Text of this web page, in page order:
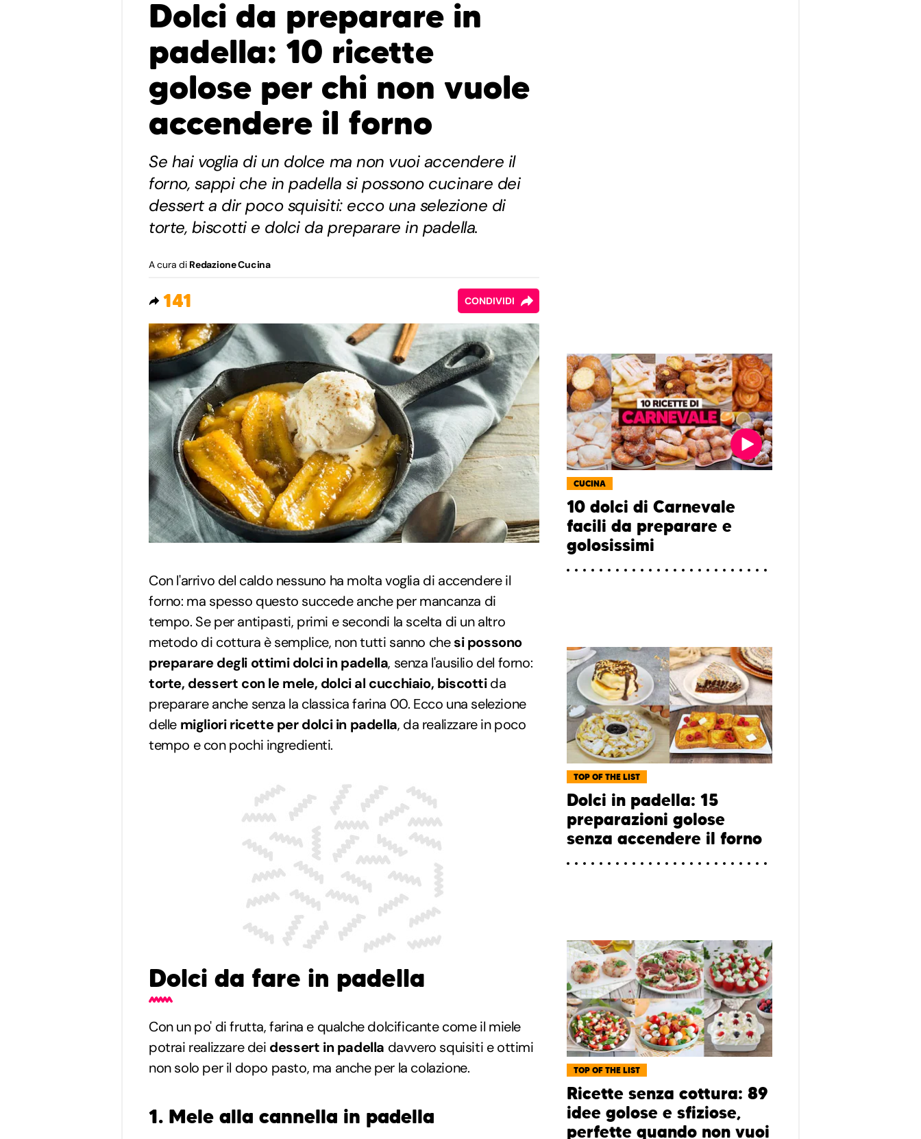
Dolci da preparare in
padella: 10 ricette
golose per chi non vuole
accendere il forno
Se hai voglia di un dolce ma non vuoi accendere il
forno, sappi che in padella si possono cucinare dei
dessert a dir poco squisiti: ecco una selezione di
torte, biscotti e dolci da preparare in padella.
A cura di Redazione Cucina
141 CONDIVIDI
Con l'arrivo del caldo nessuno ha molta voglia di accendere il
forno: ma spesso questo succede anche per mancanza di
tempo. Se per antipasti, primi e secondi la scelta di un altro
metodo di cottura è semplice, non tutti sanno chesi possono
preparare degli ottimi dolci in padella, senza l'ausilio del forno:
torte, dessert con le mele, dolci al cucchiaio, biscottida
preparare anche senza la classica farina 00. Ecco una selezione
delle migliori ricette per dolci in padella, da realizzare in poco
tempo e con pochi ingredienti.
Dolci da fare in padella
Con un po' di frutta, farina e qualche dolcificante come il miele
potrai realizzare dei dessert in padella davvero squisiti e ottimi
non solo per il dopo pasto, ma anche per la colazione.
1. Mele alla cannella in padella
CUCINA
10 dolci di Carnevale
facili da preparare e
golosissimi
TOP OF THE LIST
Dolci in padella: 15
preparazioni golose
senza accendere il forno
TOP OF THE LIST
Ricette senza cottura: 89
idee golose e sfiziose,
perfette quando non vuoi